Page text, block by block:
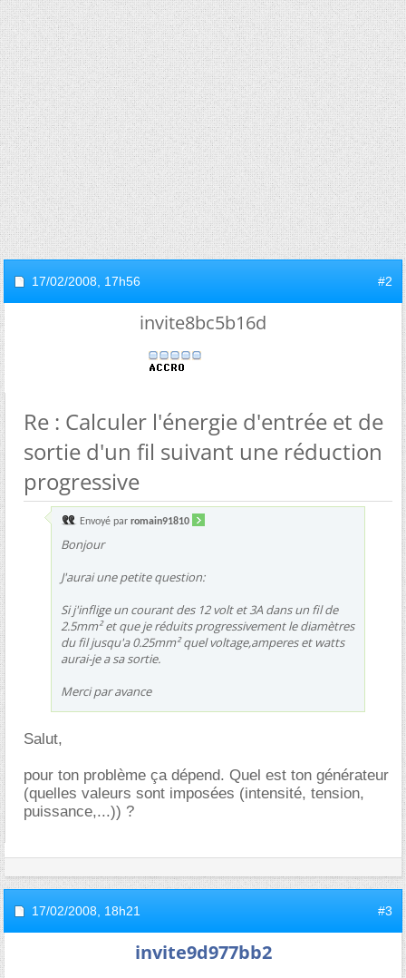
17/02/2008, 17h56 #2
invite8bc5b16d
Re : Calculer l'énergie d'entrée et de
sortie d'un fil suivant une réduction
progressive
Envoyé par romain91810
Bonjour
J'aurai une petite question:
Si j'inflige un courant des 12 volt et 3A dans un fil de
2.5mm² et que je réduits progressivement le diamètres
du fil jusqu'a 0.25mm² quel voltage,amperes et watts
aurai-je a sa sortie.
Merci par avance
Salut,
pour ton problème ça dépend. Quel est ton générateur
(quelles valeurs sont imposées (intensité, tension,
puissance,...)) ?
17/02/2008, 18h21 #3
invite9d977bb2